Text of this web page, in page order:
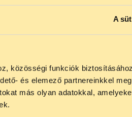
A
közösségi funkciók
és elemező partnereinkkel
más olyan adatokkal,
a dítő rapar sörés. –
mazsa ózás kaca
3-án 19 törgeskor a